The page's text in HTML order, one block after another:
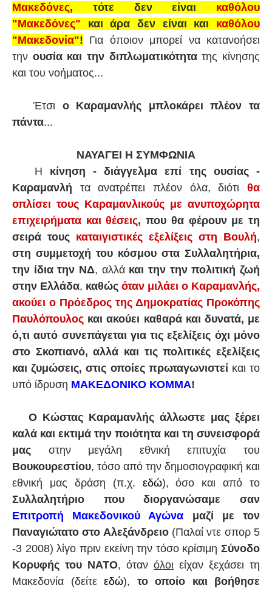
Μακεδόνες, τότε δεν είναι καθόλου
"Μακεδόνες" και άρα δεν είναι και καθόλου
"Μακεδονία"! Για όποιον μπορεί να κατανοήσει
την ουσία και την διπλωματικότητατης κίνησης
και του νοήματος...
Έτσι ο Καραμανλής μπλοκάρει πλέον τα
πάντα...
ΝΑΥΑΓΕΙ Η ΣΥΜΦΩΝΙΑ
Η κίνηση - διάγγελμα επί της ουσίας -
Καραμανλή τα ανατρέπει πλέον όλα, διότι θα
οπλίσει τους Καραμανλικούς με ανυποχώρητα
επιχειρήματα και θέσεις, που θα φέρουν με τη
σειρά τους καταιγιστικές εξελίξεις στη Βουλή,
στη συμμετοχή του κόσμου στα Συλλαλητήρια,
την ίδια την ΝΔ, αλλά και την την πολιτική ζωή
στην Ελλάδα, καθώς όταν μιλάει ο Καραμανλής,
ακούει ο Πρόεδρος της Δημοκρατίας Προκόπης
Παυλόπουλος και ακούει καθαρά και δυνατά, με
ό,τι αυτό συνεπάγεται για τις εξελίξεις όχι μόνο
στο Σκοπιανό, αλλά και τις πολιτικές εξελίξεις
και ζυμώσεις, στις οποίες πρωταγωνιστεί και το
υπό ίδρυση ΜΑΚΕΔΟΝΙΚΟ ΚΟΜΜΑ!
Ο Κώστας Καραμανλής άλλωστε μας ξέρει
καλά και εκτιμά την ποιότητα και τη συνεισφορά
μας στην μεγάλη εθνική επιτυχία του
Βουκουρεστίου, τόσο από την δημοσιογραφική και
εθνική μας δράση (π.χ. εδώ), όσο και από το
Συλλαλητήριο που διοργανώσαμε σαν
Επιτροπή Μακεδονικού Αγώνα μαζί με τον
Παναγιώτατο στο Αλεξάνδρειο (Παλαί ντε σπορ 5
-3 2008) λίγο πριν εκείνη την τόσο κρίσιμη Σύνοδο
Κορυφής του ΝΑΤΟ, όταν όλοι είχαν ξεχάσει τη
Μακεδονία (δείτε εδώ), το οποίο και βοήθησε